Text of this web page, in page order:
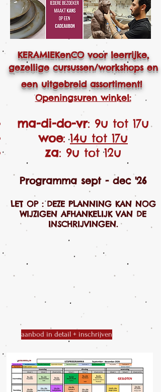
aanbod in detail + inschrijven
KERAMIEKenCO voor leerrijke,
gezellige cursussen/workshops en
een uitgebreid assortiment!
Openingsuren winkel:
ma-di-do-vr: 9u tot 17u
woe:14u tot 17u
za: 9u tot 12u
Programma sept - dec '26
LET OP : DEZE PLANNING KAN NOG
WIJZIGEN AFHANKELIJK VAN DE
INSCHRIJVINGEN.